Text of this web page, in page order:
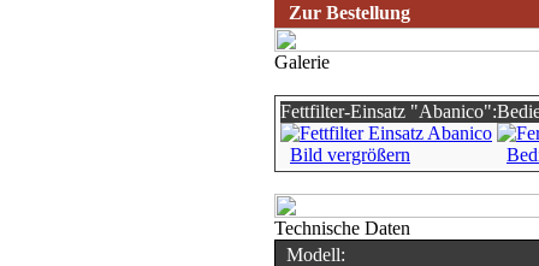
Zur Bestellung
Galerie
Fettfilter-Einsatz "Abanico":
Bild vergrößern
Technische Daten
Modell: